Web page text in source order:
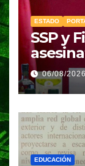
ESTADO
SSP y
en
Abasto
06/08/2026
EDUCACIÓN